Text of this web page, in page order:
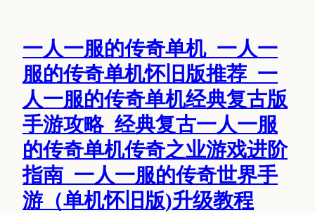
一人一服的传奇单机_一人一
服的传奇单机怀旧版推荐_一
人一服的传奇单机经典复古版
手游攻略_经典复古一人一服
的传奇单机传奇之业游戏进阶
指南_一人一服的传奇世界手
游（单机怀旧版)升级教程